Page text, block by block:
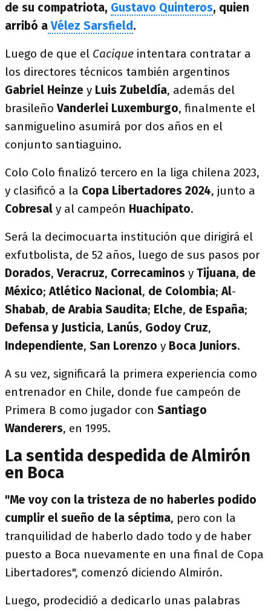
de su compatriota, Gustavo Quinteros, quien
arribó aVélez Sarsfield.
Luego de que el Cacique intentara contratar a
los directores técnicos también argentinos
Gabriel Heinze y Luis Zubeldía, además del
brasileñoVanderlei Luxemburgo, finalmente el
sanmiguelino asumirá por dos años en el
conjunto santiaguino.
Colo Colo finalizó tercero en la liga chilena 2023,
y clasificó a la Copa Libertadores 2024, junto a
Cobresal y al campeón Huachipato.
Será la decimocuarta institución que dirigirá el
exfutbolista, de 52 años, luego de sus pasos por
Dorados,Veracruz, Correcaminos y Tijuana, de
México;Atlético Nacional, de Colombia;Al-
Shabab, de Arabia Saudita; Elche, de España;
Defensa y Justicia, Lanús, Godoy Cruz,
Independiente, San Lorenzo y Boca Juniors.
A su vez, significará la primera experiencia como
entrenador en Chile, donde fue campeón de
Primera B como jugador con Santiago
Wanderers, en 1995.
La sentida despedida de Almirón
en Boca
"Me voy con la tristeza de no haberles podido
cumplir el sueño de la séptima, pero con la
tranquilidad de haberlo dado todo y de haber
puesto a Boca nuevamente en una final de Copa
Libertadores", comenzó diciendo Almirón.
Luego, prodecidió a dedicarlo unas palabras